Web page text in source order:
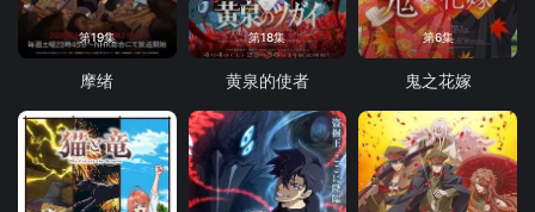
第19集
摩绪
第18集
黄泉的使者
第6集
鬼之花嫁